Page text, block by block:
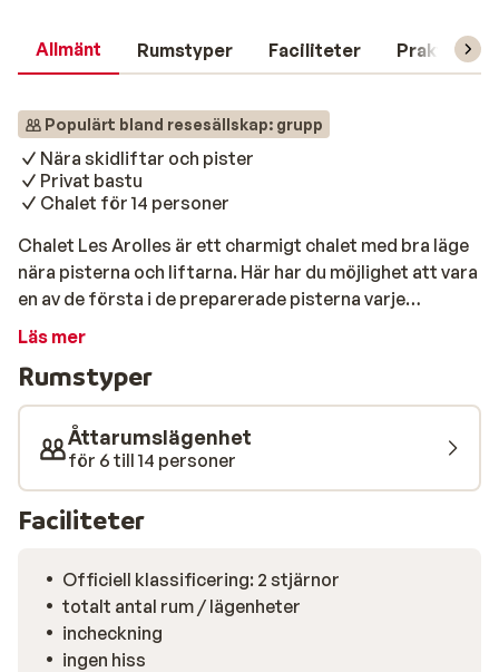
Allmänt Rumstyper Faciliteter Praktisk
Populärt bland resesällskap: grupp
Nära skidliftar och pister
Privat bastu
Chalet för 14 personer
Chalet Les Arolles är ett charmigt chalet med bra läge
nära pisterna och liftarna. Här har du möjlighet att vara
en av de första i de preparerade pisterna varje
morgonen. På kvällen kan du åka skidor nästan hela
koppla av i den privata bastun och förbereda dina
trötta muskler på ännu en dag i de snötäckta bergen.
Chalet Les Arolles ligger i utkanten av Les Deux Alpes
och med utsikt över stadens stora, frusna sjö Lac de la
Buissonnière. Chalet Les Arolles rymmer 14 personer
och är därför perfekt för stora familjer och vänner
Läs mer
Rumstyper
Åttarumslägenhet
för 6 till 14 personer
Faciliteter
Officiell klassificering: 2 stjärnor
totalt antal rum / lägenheter
incheckning
ingen hiss